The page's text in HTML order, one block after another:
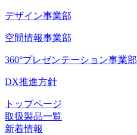
デザイン事業部
空間情報事業部
360°プレゼンテーション事業部
DX推進方針
トップページ
取扱製品一覧
新着情報